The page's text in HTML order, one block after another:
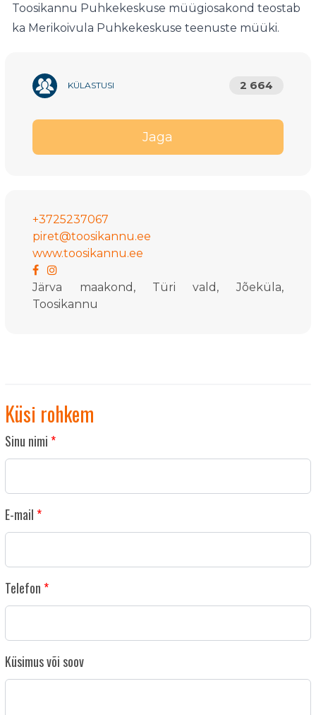
Toosikannu Puhkekeskuse müügiosakond teostab
ka Merikoivula Puhkekeskuse teenuste müüki.
KÜLASTUSI 2 664
Jaga
+3725237067
piret@toosikannu.ee
www.toosikannu.ee
Järva maakond, Türi vald, Jõeküla,
Toosikannu
Küsi rohkem
Sinu nimi
E-mail
Telefon
Küsimus või soov